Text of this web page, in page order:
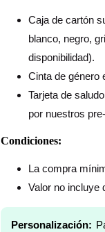
Caja de cartón
blanco, negro,
disponibilidad).
Cinta de género
Tarjeta de
por nuestros
Condiciones:
La compra
Valor no incluye
Personalización: